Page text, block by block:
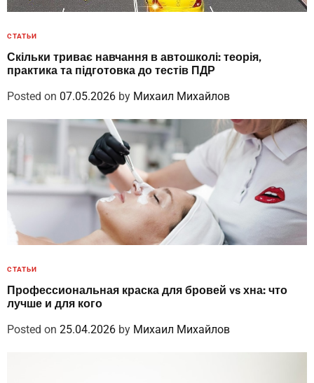
СТАТЬИ
Скільки триває навчання в автошколі: теорія,
практика та підготовка до тестів ПДР
Posted on 07.05.2026 by Михаил Михайлов
СТАТЬИ
Профессиональная краска для бровей vs хна: что
лучше и для кого
Posted on 25.04.2026 by Михаил Михайлов